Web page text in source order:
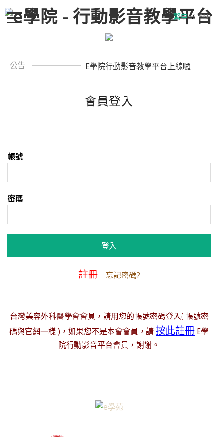
繁中 / EN
公告 E學院行動影音教學平台上線囉
會員登入
帳號
密碼
註冊 忘記密碼?
台灣美容外科醫學會會員，請用您的帳號密碼登入( 帳號密
碼與官網一樣 )，如果您不是本會會員，請按此註冊 E學
院行動影音平台會員，謝謝。